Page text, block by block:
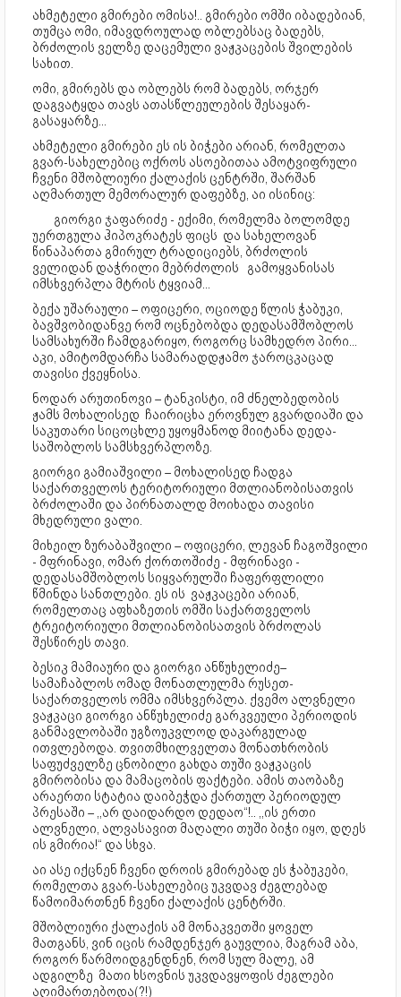
ახმეტელი გმირები ომისა!.. გმირები ომში იბადებიან,
თუმცა ომი, იმავდროულად ობლებსაც ბადებს,
ბრძოლის ველზე დაცემული ვაჟკაცების შვილების
სახით.
ომი, გმირებს და ობლებს რომ ბადებს, ორჯერ
დაგვატყდა თავს ათასწლეულების შესაყარ-
გასაყარზე...
ახმეტელი გმირები ეს ის ბიჭები არიან, რომელთა
გვარ-სახელებიც ოქროს ასოებითაა ამოტვიფრული
ჩვენი მშობლიური ქალაქის ცენტრში, შარშან
აღმართულ მემორალურ დაფებზე, აი ისინიც:
გიორგი ჯაფარიძე - ექიმი, რომელმა ბოლომდე
უერთგულა ჰიპოკრატეს ფიცს და სახელოვან
წინაპართა გმირულ ტრადიციებს, ბრძოლის
ველიდან დაჭრილი მებრძოლის გამოყვანისას
იმსხვერპლა მტრის ტყვიამ...
ბექა უშარაული – ოფიცერი, ოციოდე წლის ჭაბუკი,
ბავშვობიდანვე რომ ოცნებობდა დედასამშობლოს
სამსახურში ჩამდგარიყო, როგორც სამხედრო პირი...
აკი, ამიტომდარჩა სამარადდჟამო ჯაროცკაცად
თავისი ქვეყნისა.
ნოდარ არუთინოვი – ტანკისტი, იმ ძნელბედობის
ჟამს მოხალისედ ჩაირიცხა ეროვნულ გვარდიაში და
საკუთარი სიცოცხლე უყოყმანოდ მიიტანა დედა-
საშობლოს სამსხვერპლოზე.
გიორგი გამიაშვილი – მოხალისედ ჩადგა
საქართველოს ტერიტორიული მთლიანობისათვის
ბრძოლაში და პირნათალდ მოიხადა თავისი
მხედრული ვალი.
მიხეილ ზურაბაშვილი – ოფიცერი, ლევან ჩაგოშვილი
- მფრინავი, ომარ ქორთოშიძე - მფრინავი -
დედასამშობლოს სიყვარულში ჩაფერფლილი
წმინდა სანთლები. ეს ის ვაჟკაცები არიან,
რომელთაც აფხაზეთის ომში საქართველოს
ტრეიტორიული მთლიანობისათვის ბრძოლას
შესწირეს თავი.
ბესიკ მამიაური და გიორგი ანწუხელიძე–
სამაჩაბლოს ომად მონათლულმა რუსეთ-
საქართველოს ომმა იმსხვერპლა. ქვემო ალვნელი
ვაჟკაცი გიორგი ანწუხელიძე გარკვეული პერიოდის
განმავლობაში უგზოუკვლოდ დაკარგულად
ითვლებოდა. თვითმხილველთა მონათხრობის
საფუძველზე ცნობილი გახდა თუში ვაჟკაცის
გმირობისა და მამაცობის ფაქტები. ამის თაობაზე
არაერთი სტატია დაიბეჭდა ქართულ პერიოდულ
პრესაში – ,,არ დაიდარდო დედაო“!.. ,,ის ერთი
ალვნელი, ალვასავით მაღალი თუში ბიჭი იყო, დღეს
ის გმირია!“ და სხვა.
აი ასე იქცნენ ჩვენი დროის გმირებად ეს ჭაბუკები,
რომელთა გვარ-სახელებიც უკვდავ ძეგლებად
წამოიმართნენ ჩვენი ქალაქის ცენტრში.
მშობლიური ქალაქის ამ მონაკვეთში ყოველ
მათგანს, ვინ იცის რამდენჯერ გაუვლია, მაგრამ აბა,
როგორ წარმოიდგენდნენ, რომ სულ მალე, ამ
ადგილზე მათი ხსოვნის უკვდავყოფის ძეგლები
აღიმართებოდა(?!)